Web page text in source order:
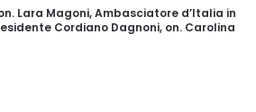
Lara Magoni, Ambasciatore d’Italia in
Cordiano Dagnoni, on. Carolina